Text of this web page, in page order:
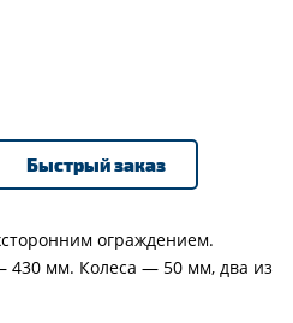
Быстрый заказ
ограждением.
430 мм. Колеса — 50 мм, два из